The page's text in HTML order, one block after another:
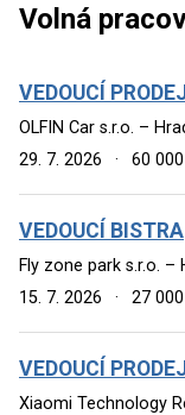
Volná
VEDOUCÍ
OLFIN Car s.r.o. –
29. 7. 2026
· 60
VEDOUCÍ BISTRA
Fly zone park s.r.o. –
15. 7. 2026
· 27
VEDOUCÍ
Xiaomi Technology